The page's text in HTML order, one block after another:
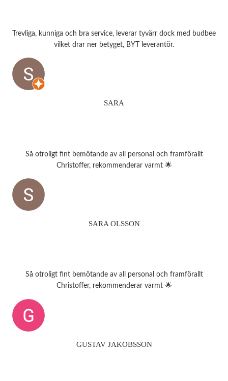
Trevliga, kunniga och bra service, leverar tyvärr dock med budbee
vilket drar ner betyget, BYT leverantör.
SARA
Så otroligt fint bemötande av all personal och framförallt
Christoffer, rekommenderar varmt 🌟
SARA OLSSON
Så otroligt fint bemötande av all personal och framförallt
Christoffer, rekommenderar varmt 🌟
GUSTAV JAKOBSSON